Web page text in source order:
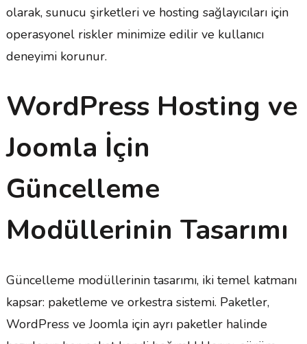
olarak, sunucu şirketleri ve hosting sağlayıcıları için
operasyonel riskler minimize edilir ve kullanıcı
deneyimi korunur.
WordPress Hosting ve
Joomla İçin
Güncelleme
Modüllerinin Tasarımı
Güncelleme modüllerinin tasarımı, iki temel katmanı
kapsar: paketleme ve orkestra sistemi. Paketler,
WordPress ve Joomla için ayrı paketler halinde